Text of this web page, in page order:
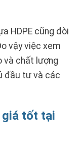
HDPE cũng đòi
vậy việc xem
và chất lượng
đầu tư và các
giá tốt tại